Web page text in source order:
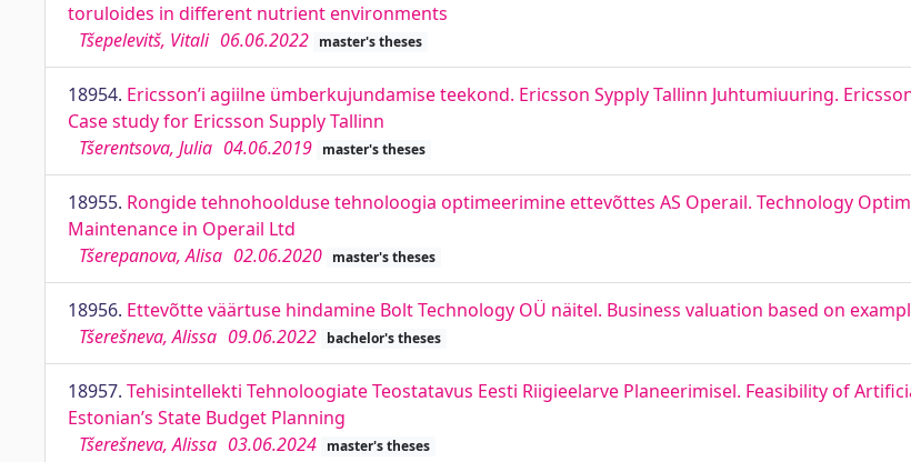
toruloides in different nutrient environments
Tšepelevitš, Vitali 06.06.2022 master's theses
18954. Ericsson’i agiilne ümberkujundamise teekond. Ericsson Sypply Tallinn Juhtumiuuring.
Case study for Ericsson Supply Tallinn
Tšerentsova, Julia 04.06.2019 master's theses
18955. Rongide tehnohoolduse tehnoloogia optimeerimine ettevõttes AS Operail. Technology
Maintenance in Operail Ltd
Tšerepanova, Alisa 02.06.2020 master's theses
18956. Ettevõtte väärtuse hindamine Bolt Technology OÜ näitel. Business valuation based on
Tšerešneva, Alissa 09.06.2022 bachelor's theses
18957. Tehisintellekti Tehnoloogiate Teostatavus Eesti Riigieelarve Planeerimisel. Feasibility of
Estonian’s State Budget Planning
Tšerešneva, Alissa 03.06.2024 master's theses